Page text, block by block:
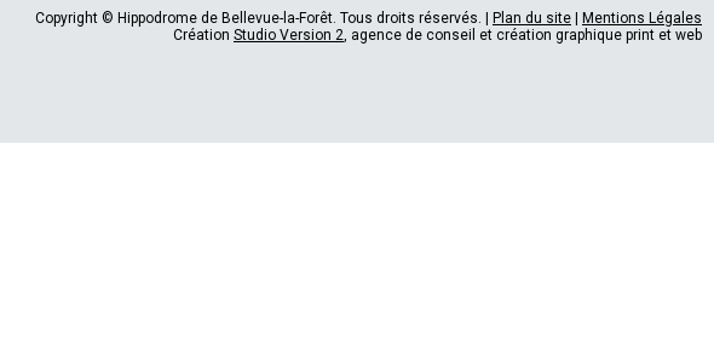
Copyright © Hippodrome de Bellevue-la-Forêt. Tous droits réservés. | Plan du site
Mentions Légales
Création Studio Version 2, agence de conseil et création graphique print et web